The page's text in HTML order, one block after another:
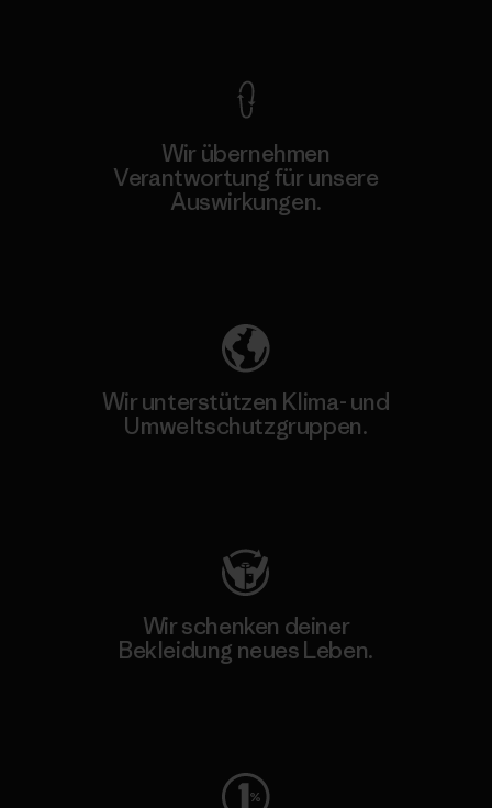
Wir übernehmen
Verantwortung für unsere
Auswirkungen.
Wir unterstützen Klima- und
Umweltschutzgruppen.
Wir schenken deiner
Bekleidung neues Leben.